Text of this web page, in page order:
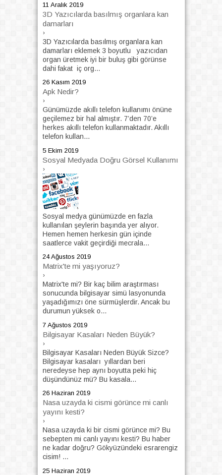
11 Aralık 2019
3D Yazıcılarda basılmış organlara kan
damarları
›
3D Yazıcılarda basılmış organlara kan
damarları eklemek 3 boyutlu yazıcıdan
organ üretmek iyi bir buluş gibi görünse
dahi fakat iç org...
26 Kasım 2019
Apk Nedir?
›
Günümüzde akıllı telefon kullanımı önüne
geçilemez bir hal almıştır. 7’den 70’e
herkes akıllı telefon kullanmaktadır. Akıllı
telefon kullan...
5 Ekim 2019
Sosyal Medyada Doğru Görsel Kullanımı
›
Sosyal medya günümüzde en fazla
kullanılan şeylerin başında yer alıyor.
Hemen hemen herkesin gün içinde
saatlerce vakit geçirdiği mecrala...
24 Ağustos 2019
Matrix'te mi yaşıyoruz?
›
Matrix'te mi? Bir kaç bilim araştırması
sonucunda bilgisayar simü lasyonunda
yaşadığımızı öne sürmüşlerdir. Ancak bu
durumun yüksek o...
7 Ağustos 2019
Bilgisayar Kasaları Neden Büyük?
›
Bilgisayar Kasaları Neden Büyük Sizce?
Bilgisayar kasaları yıllardan beri
neredeyse hep aynı boyutta peki hiç
düşündünüz mü? Bu kasala...
26 Haziran 2019
Nasa uzayda ki cismi görünce mi canlı
yayını kesti?
›
Nasa uzayda ki bir cismi görünce mi? Bu
sebepten mi canlı yayını kesti? Bu haber
ne kadar doğru? Gökyüzündeki esrarengiz
cisim! ...
25 Haziran 2019